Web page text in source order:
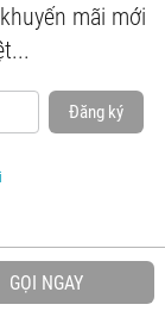
mãi mới
Đăng ký
GỌI NGAY